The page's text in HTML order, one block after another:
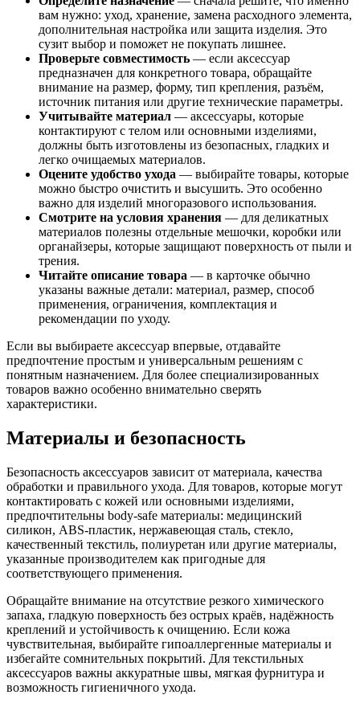
вам нужно: уход, хранение, замена расходного элемента,
дополнительная настройка или защита изделия. Это
сузит выбор и поможет не покупать лишнее.
Проверьте совместимость — если аксессуар
предназначен для конкретного товара, обращайте
внимание на размер, форму, тип крепления, разъём,
источник питания или другие технические параметры.
Учитывайте материал — аксессуары, которые
контактируют с телом или основными изделиями,
должны быть изготовлены из безопасных, гладких и
легко очищаемых материалов.
Оцените удобство ухода — выбирайте товары, которые
можно быстро очистить и высушить. Это особенно
важно для изделий многоразового использования.
Смотрите на условия хранения — для деликатных
материалов полезны отдельные мешочки, коробки или
органайзеры, которые защищают поверхность от пыли и
трения.
Читайте описание товара — в карточке обычно
указаны важные детали: материал, размер, способ
применения, ограничения, комплектация и
рекомендации по уходу.
Если вы выбираете аксессуар впервые, отдавайте
предпочтение простым и универсальным решениям с
понятным назначением. Для более специализированных
товаров важно особенно внимательно сверять
характеристики.
Материалы и безопасность
Безопасность аксессуаров зависит от материала, качества
обработки и правильного ухода. Для товаров, которые могут
контактировать с кожей или основными изделиями,
предпочтительны body-safe материалы: медицинский
силикон, ABS-пластик, нержавеющая сталь, стекло,
качественный текстиль, полиуретан или другие материалы,
указанные производителем как пригодные для
соответствующего применения.
Обращайте внимание на отсутствие резкого химического
запаха, гладкую поверхность без острых краёв, надёжность
креплений и устойчивость к очищению. Если кожа
чувствительная, выбирайте гипоаллергенные материалы и
избегайте сомнительных покрытий. Для текстильных
аксессуаров важны аккуратные швы, мягкая фурнитура и
возможность гигиеничного ухода.